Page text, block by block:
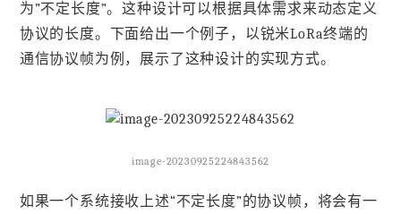
为”不定长度”。这种设计可以根据具体需求来动态定义
协议的长度。下面给出一个例子，以锐米LoRa终端的
通信协议帧为例，展示了这种设计的实现方式。
image-20230925224843562
如果一个系统接收上述“不定长度”的协议帧，将会有一